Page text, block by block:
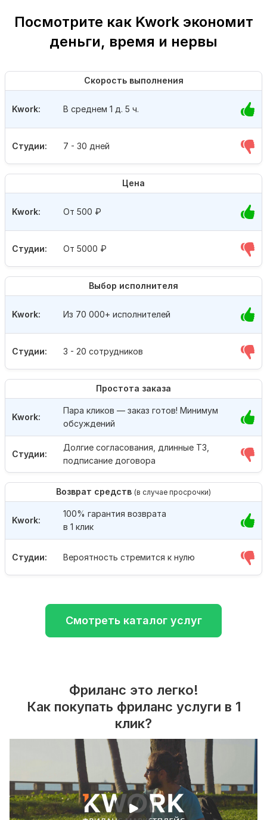
Посмотрите как Kwork экономит
деньги, время и нервы
Скорость выполнения
Студии: 7 - 30 дней
Kwork: В среднем 1 д. 5 ч.
Цена
Студии: От 5000 ₽
Kwork: От 500 ₽
Выбор исполнителя
Студии: 3 - 20 сотрудников
Kwork: Из 70 000+ исполнителей
Простота заказа
Студии:
Долгие согласования, длинные ТЗ,
подписание договора
Kwork:
Пара кликов — заказ готов! Минимум
обсуждений
Возврат средств (в случае просрочки)
Студии: Вероятность стремится к нулю
Kwork:
100% гарантия возврата
в 1 клик
Смотреть каталог услуг
Фриланс это легко!
Как покупать фриланс услуги в 1
клик?